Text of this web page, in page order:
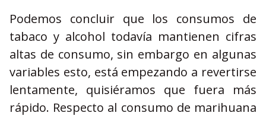
Podemos concluir que los consumos de
tabaco y alcohol todavía mantienen cifras
altas de consumo, sin embargo en algunas
variables esto, está empezando a revertirse
lentamente, quisiéramos que fuera más
rápido. Respecto al consumo de marihuana